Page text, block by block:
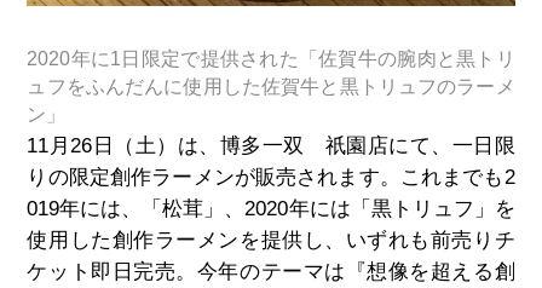
2020年に1日限定で提供された「佐賀牛の腕肉と黒トリ
ュフをふんだんに使用した佐賀牛と黒トリュフのラーメ
ン」
11月26日（土）は、博多一双 祇園店にて、一日限
りの限定創作ラーメンが販売されます。これまでも2
019年には、「松茸」、2020年には「黒トリュフ」を
使用した創作ラーメンを提供し、いずれも前売りチ
ケット即日完売。今年のテーマは『想像を超える創